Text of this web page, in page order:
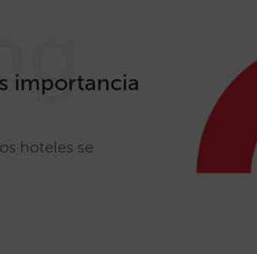
importancia
hoteles se